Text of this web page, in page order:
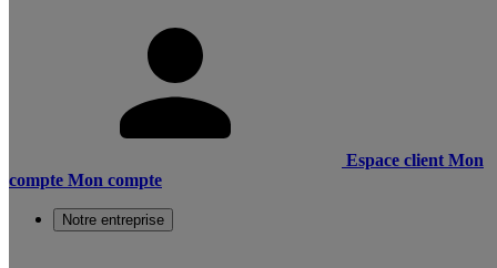
Espace client Mon
compte Mon compte
Notre entreprise